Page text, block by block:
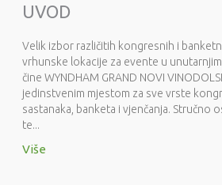
UVOD
Velik izbor različitih kongresnih i
vrhunske lokacije za evente u
čine WYNDHAM GRAND NOVI
jedinstvenim mjestom za sve vrste
sastanaka, banketa i vjenčanja. Stručno
te...
Više